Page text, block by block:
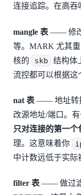
连接追踪。在高吞
mangle 表—— 修改
等。MARK 尤其
核的
skb
结构体
流控都可以根据这
nat 表—— 地址转
改源地址/端口。
只对连接的第一个
理。这意味着你
中计数远低于实际
filter 表—— 做过滤